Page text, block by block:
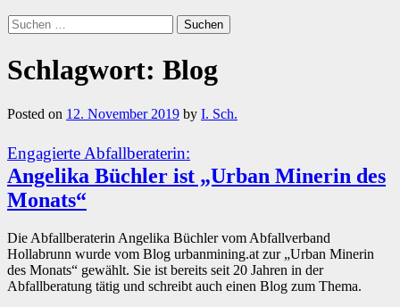
Suchen
nach:
Schlagwort: Blog
Posted on 12. November 2019 by I. Sch.
Engagierte Abfallberaterin:
Angelika Büchler ist „Urban Minerin des
Monats“
Die Abfallberaterin Angelika Büchler vom Abfallverband
Hollabrunn wurde vom Blog urbanmining.at zur „Urban Minerin
des Monats“ gewählt. Sie ist bereits seit 20 Jahren in der
Abfallberatung tätig und schreibt auch einen Blog zum Thema.